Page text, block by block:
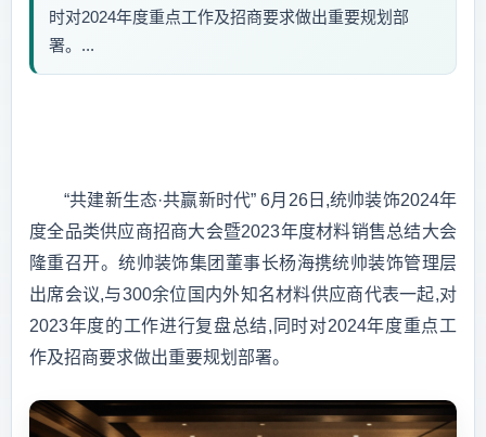
时对2024年度重点工作及招商要求做出重要规划部
署。...
“共建新生态·共赢新时代” 6月26日,统帅装饰2024年
度全品类供应商招商大会暨2023年度材料销售总结大会
隆重召开。统帅装饰集团董事长杨海携统帅装饰管理层
出席会议,与300余位国内外知名材料供应商代表一起,对
2023年度的工作进行复盘总结,同时对2024年度重点工
作及招商要求做出重要规划部署。